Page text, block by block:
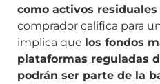
como activos residuales
comprador califica para
implica que los fondos
plataformas reguladas
podrán ser parte de la